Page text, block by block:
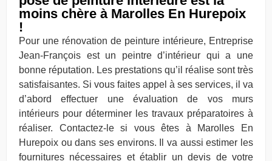
moins chère à Marolles En Hurepoix
!
Pour une rénovation de peinture intérieure, Entreprise
Jean-François est un peintre d’intérieur qui a une
bonne réputation. Les prestations qu’il réalise sont très
satisfaisantes. Si vous faites appel à ses services, il va
d’abord effectuer une évaluation de vos murs
intérieurs pour déterminer les travaux préparatoires à
réaliser. Contactez-le si vous êtes à Marolles En
Hurepoix ou dans ses environs. Il va aussi estimer les
fournitures nécessaires et établir un devis de votre